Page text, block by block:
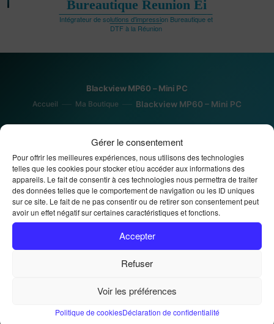
Gérer le consentement
Pour offrir les meilleures expériences, nous utilisons des technologies
telles que les cookies pour stocker et/ou accéder aux informations des
appareils. Le fait de consentir à ces technologies nous permettra de traiter
des données telles que le comportement de navigation ou les ID uniques
sur ce site. Le fait de ne pas consentir ou de retirer son consentement peut
avoir un effet négatif sur certaines caractéristiques et fonctions.
Accepter
Refuser
Voir les préférences
Politique de cookiesDéclaration de confidentialité
Bureautique Reunion Ei
Intégrateur de solutions d'impression Bureautique et
DTF à la Réunion
Blackview MP60 – Mini PC
Accueil Ma Boutique Blackview MP60 – Mini PC
Blackview MP60 – Mini
PC